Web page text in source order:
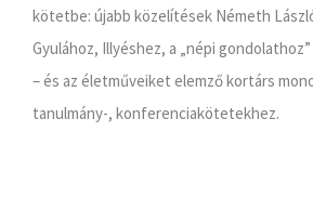
kötetbe: újabb közelítések Németh
Gyulához, Illyéshez, a „népi
– és az életműveiket elemző kortárs
tanulmány-, konferenciakötetekhez.